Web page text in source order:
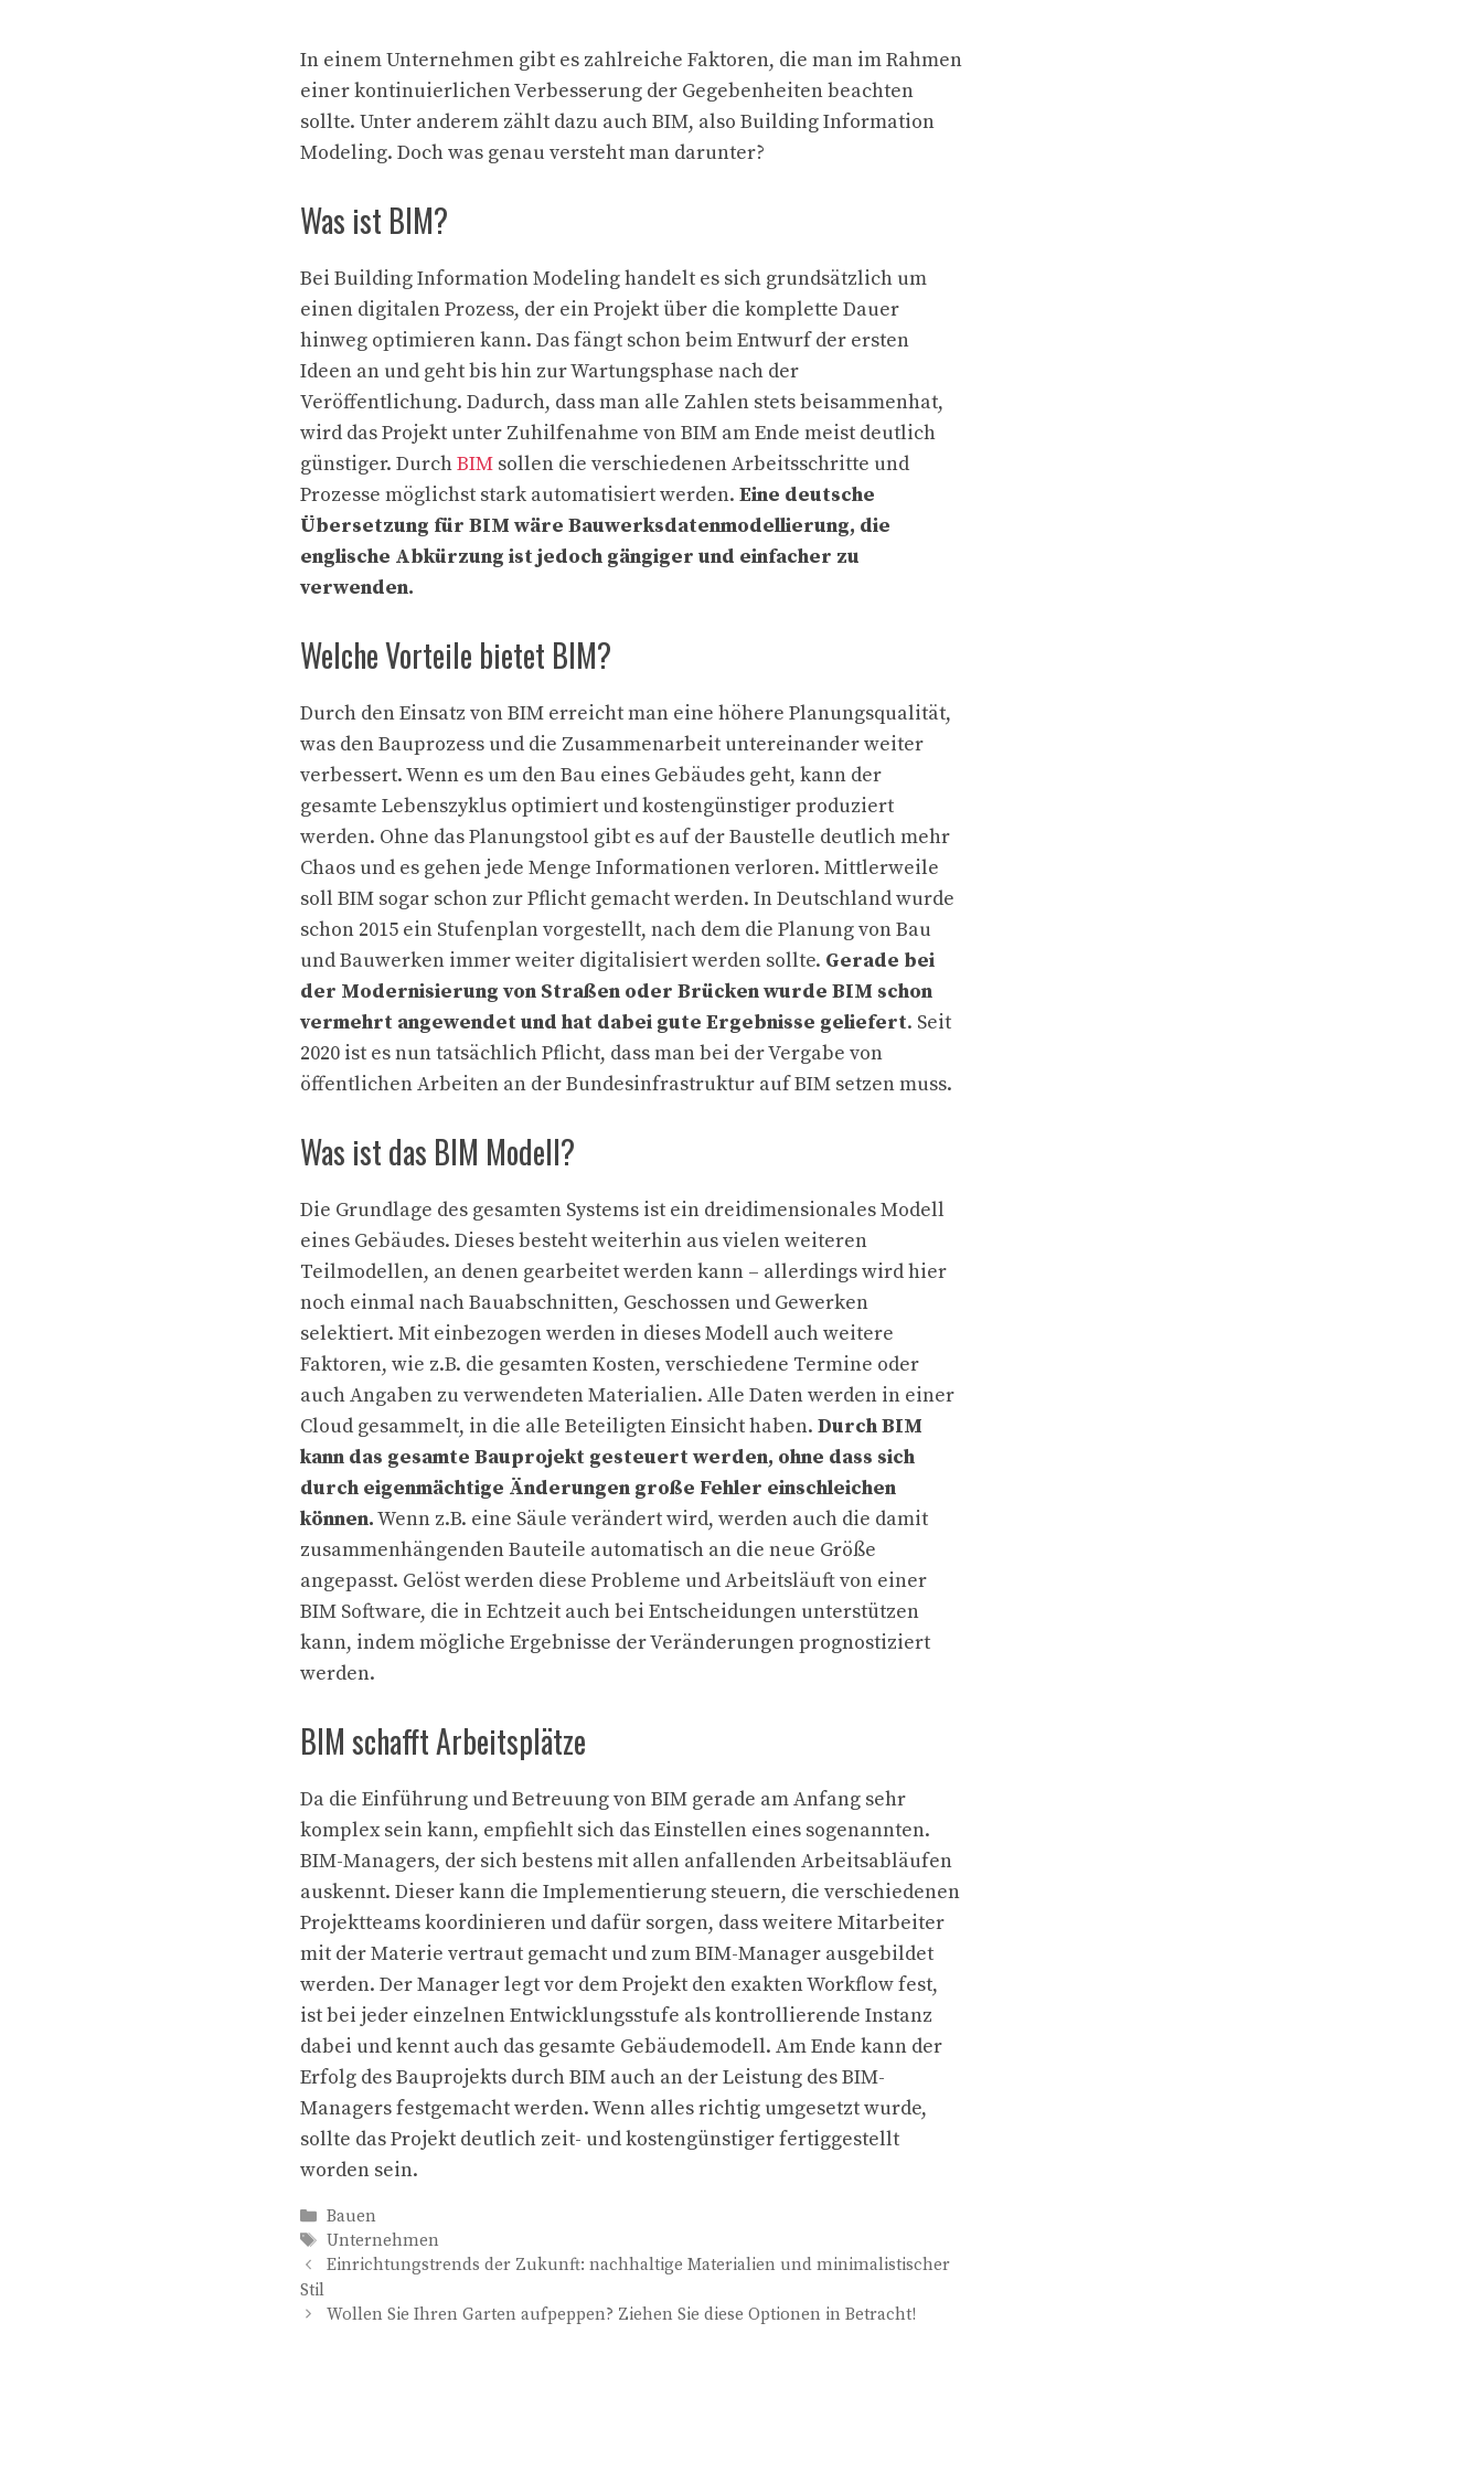
In einem Unternehmen gibt es zahlreiche Faktoren, die man im Rahmen
einer kontinuierlichen Verbesserung der Gegebenheiten beachten
sollte. Unter anderem zählt dazu auch BIM, also Building Information
Modeling. Doch was genau versteht man darunter?
Was ist BIM?
Bei Building Information Modeling handelt es sich grundsätzlich um
einen digitalen Prozess, der ein Projekt über die komplette Dauer
hinweg optimieren kann. Das fängt schon beim Entwurf der ersten
Ideen an und geht bis hin zur Wartungsphase nach der
Veröffentlichung. Dadurch, dass man alle Zahlen stets beisammenhat,
wird das Projekt unter Zuhilfenahme von BIM am Ende meist deutlich
günstiger. DurchBIM sollen die verschiedenen Arbeitsschritte und
Prozesse möglichst stark automatisiert werden. Eine deutsche
Übersetzung für BIM wäre Bauwerksdatenmodellierung, die
englische Abkürzung ist jedoch gängiger und einfacher zu
verwenden.
Welche Vorteile bietet BIM?
Durch den Einsatz von BIM erreicht man eine höhere Planungsqualität,
was den Bauprozess und die Zusammenarbeit untereinander weiter
verbessert. Wenn es um den Bau eines Gebäudes geht, kann der
gesamte Lebenszyklus optimiert und kostengünstiger produziert
werden. Ohne das Planungstool gibt es auf der Baustelle deutlich mehr
Chaos und es gehen jede Menge Informationen verloren. Mittlerweile
soll BIM sogar schon zur Pflicht gemacht werden. In Deutschland wurde
schon 2015 ein Stufenplan vorgestellt, nach dem die Planung von Bau
und Bauwerken immer weiter digitalisiert werden sollte. Gerade bei
der Modernisierung von Straßen oder Brücken wurde BIM schon
vermehrt angewendet und hat dabei gute Ergebnisse geliefert. Seit
2020 ist es nun tatsächlich Pflicht, dass man bei der Vergabe von
öffentlichen Arbeiten an der Bundesinfrastruktur auf BIM setzen muss.
Was ist das BIM Modell?
Die Grundlage des gesamten Systems ist ein dreidimensionales Modell
eines Gebäudes. Dieses besteht weiterhin aus vielen weiteren
Teilmodellen, an denen gearbeitet werden kann – allerdings wird hier
noch einmal nach Bauabschnitten, Geschossen und Gewerken
selektiert. Mit einbezogen werden in dieses Modell auch weitere
Faktoren, wie z.B. die gesamten Kosten, verschiedene Termine oder
auch Angaben zu verwendeten Materialien. Alle Daten werden in einer
Cloud gesammelt, in die alle Beteiligten Einsicht haben. Durch BIM
kann das gesamte Bauprojekt gesteuert werden, ohne dass sich
durch eigenmächtige Änderungen große Fehler einschleichen
können.Wenn z.B. eine Säule verändert wird, werden auch die damit
zusammenhängenden Bauteile automatisch an die neue Größe
angepasst. Gelöst werden diese Probleme und Arbeitsläuft von einer
BIM Software, die in Echtzeit auch bei Entscheidungen unterstützen
kann, indem mögliche Ergebnisse der Veränderungen prognostiziert
werden.
BIM schafft Arbeitsplätze
Da die Einführung und Betreuung von BIM gerade am Anfang sehr
komplex sein kann, empfiehlt sich das Einstellen eines sogenannten.
BIM-Managers, der sich bestens mit allen anfallenden Arbeitsabläufen
auskennt. Dieser kann die Implementierung steuern, die verschiedenen
Projektteams koordinieren und dafür sorgen, dass weitere Mitarbeiter
mit der Materie vertraut gemacht und zum BIM-Manager ausgebildet
werden. Der Manager legt vor dem Projekt den exakten Workflow fest,
ist bei jeder einzelnen Entwicklungsstufe als kontrollierende Instanz
dabei und kennt auch das gesamte Gebäudemodell. Am Ende kann der
Erfolg des Bauprojekts durch BIM auch an der Leistung des BIM-
Managers festgemacht werden. Wenn alles richtig umgesetzt wurde,
sollte das Projekt deutlich zeit- und kostengünstiger fertiggestellt
worden sein.
Kategorien
Bauen
Schlagwörter
Unternehmen
Einrichtungstrends der Zukunft: nachhaltige Materialien und minimalistischer
Stil
Wollen Sie Ihren Garten aufpeppen? Ziehen Sie diese Optionen in Betracht!